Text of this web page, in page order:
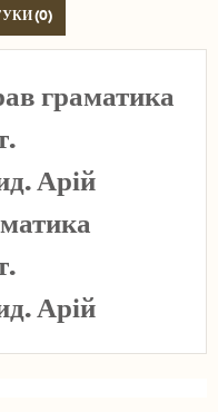
(0)
граматика
Арій
Арій